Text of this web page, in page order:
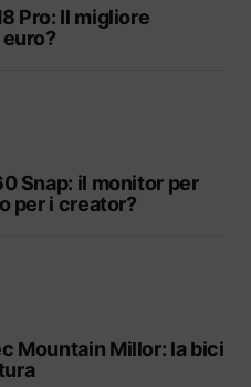
Pro: Il migliore
Snap: il monitor per
per i creator?
Mountain Millor: la bici